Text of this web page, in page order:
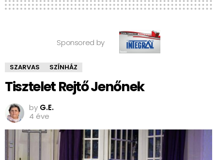
Sponsored by
SZARVAS SZÍNHÁZ
Tisztelet Rejtő Jenőnek
by G.E.
4 éve